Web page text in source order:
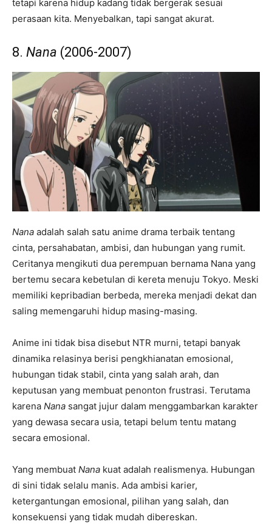
tetapi karena hidup kadang tidak bergerak sesuai
perasaan kita. Menyebalkan, tapi sangat akurat.
8. Nana (2006-2007)
Nana adalah salah satu anime drama terbaik tentang
cinta, persahabatan, ambisi, dan hubungan yang rumit.
Ceritanya mengikuti dua perempuan bernama Nana yang
bertemu secara kebetulan di kereta menuju Tokyo. Meski
memiliki kepribadian berbeda, mereka menjadi dekat dan
saling memengaruhi hidup masing-masing.
Anime ini tidak bisa disebut NTR murni, tetapi banyak
dinamika relasinya berisi pengkhianatan emosional,
hubungan tidak stabil, cinta yang salah arah, dan
keputusan yang membuat penonton frustrasi. Terutama
karena Nana sangat jujur dalam menggambarkan karakter
yang dewasa secara usia, tetapi belum tentu matang
secara emosional.
Yang membuat Nana kuat adalah realismenya. Hubungan
di sini tidak selalu manis. Ada ambisi karier,
ketergantungan emosional, pilihan yang salah, dan
konsekuensi yang tidak mudah dibereskan.